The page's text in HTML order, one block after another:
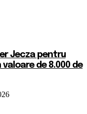
Jecza pentru
de 8.000 de